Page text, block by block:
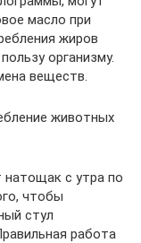
масло при
жиров
организму.
веществ.
животных
с утра по
чтобы
стул
работа